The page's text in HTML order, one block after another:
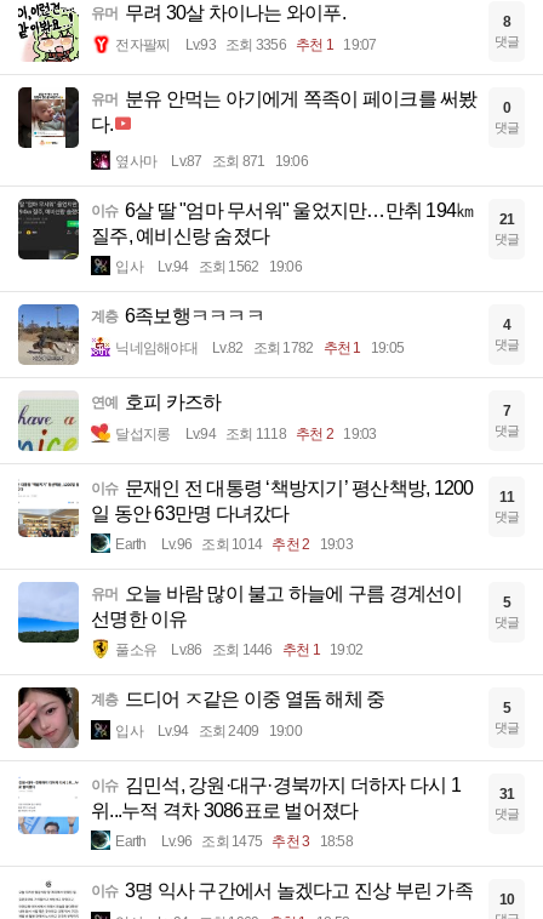
유머 무려 30살 차이나는 와이푸.
전자팔찌 Lv.93 조회 3356 추천 1 19:07
8
댓글
유머 분유 안먹는 아기에게 쪽족이 페이크를 써봤
다.
옆사마 Lv.87 조회 871 19:06
0
댓글
이슈 6살 딸 "엄마 무서워" 울었지만…만취 194㎞
질주, 예비신랑 숨졌다
입사 Lv.94 조회 1562 19:06
21
댓글
계층 6족보행ㅋㅋㅋㅋ
닉네임해야대 Lv.82 조회 1782 추천 1 19:05
4
댓글
연예 호피 카즈하
달섭지롱 Lv.94 조회 1118 추천 2 19:03
7
댓글
이슈 문재인 전 대통령 ‘책방지기’ 평산책방, 1200
일 동안 63만명 다녀갔다
Earth Lv.96 조회 1014 추천 2 19:03
11
댓글
유머 오늘 바람 많이 불고 하늘에 구름 경계선이
선명한 이유
풀소유 Lv.86 조회 1446 추천 1 19:02
5
댓글
계층 드디어 ㅈ같은 이중 열돔 해체 중
입사 Lv.94 조회 2409 19:00
5
댓글
이슈 김민석, 강원·대구·경북까지 더하자 다시 1
위...누적 격차 3086표로 벌어졌다
Earth Lv.96 조회 1475 추천 3 18:58
31
댓글
이슈 3명 익사 구간에서 놀겠다고 진상 부린 가족 10